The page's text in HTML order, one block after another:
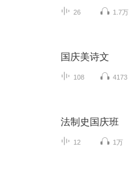
26 1.7万
国庆美诗文
108 4173
法制史国庆班
12 1万